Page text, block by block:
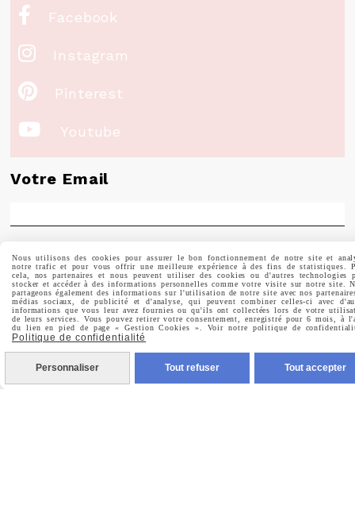
 Facebook
 Instagram
 Pinterest
 Youtube
Votre Email
Prénom
Valider
trouverez pour cela nos informations de contact dans les
Nous utilisons des cookies pour assurer le bon fonctionnement de notre site et
notre trafic et pour vous offrir une meilleure expérience à des fins de statistiques.
cela, nos partenaires et nous peuvent utiliser des cookies ou d'autres technologies
stocker et accéder à des informations personnelles comme votre visite sur notre site.
partageons également des informations sur l'utilisation de notre site avec nos
médias sociaux, de publicité et d'analyse, qui peuvent combiner celles-ci avec
informations que vous leur avez fournies ou qu'ils ont collectées lors de votre
de leurs services. Vous pouvez retirer votre consentement, enregistré pour 6 mois, à
du lien en pied de page « Gestion Cookies ». Voir notre politique de
Politique de confidentialité
Personnaliser Tout refuser Tout accepter